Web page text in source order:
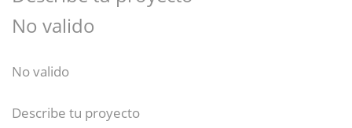
No valido
No valido
Describe tu proyecto